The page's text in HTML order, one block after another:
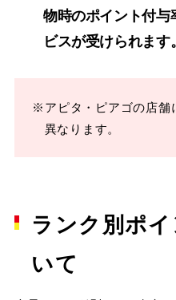
物時のポイント付与
ビスが受けられます。
※アピタ・ピアゴの店舗
異なります。
ランク別ポ
いて